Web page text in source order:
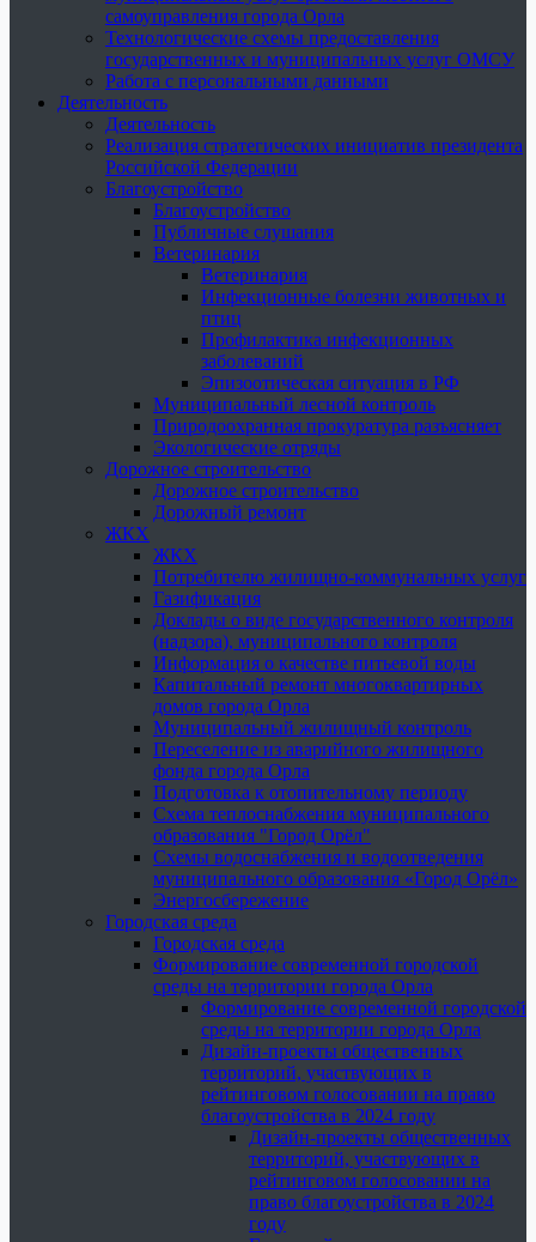
самоуправления города Орла
Технологические схемы предоставления
государственных и муниципальных услуг ОМСУ
Работа с персональными данными
Деятельность
Деятельность
Реализация стратегических инициатив президента
Российской Федерации
Благоустройство
Благоустройство
Публичные слушания
Ветеринария
Ветеринария
Инфекционные болезни животных и
птиц
Профилактика инфекционных
заболеваний
Эпизоотическая ситуация в РФ
Муниципальный лесной контроль
Природоохранная прокуратура разъясняет
Экологические отряды
Дорожное строительство
Дорожное строительство
Дорожный ремонт
ЖКХ
ЖКХ
Потребителю жилищно-коммунальных услуг
Газификация
Доклады о виде государственного контроля
(надзора), муниципального контроля
Информация о качестве питьевой воды
Капитальный ремонт многоквартирных
домов города Орла
Муниципальный жилищный контроль
Переселение из аварийного жилищного
фонда города Орла
Подготовка к отопительному периоду
Схема теплоснабжения муниципального
образования "Город Орёл"
Схемы водоснабжения и водоотведения
муниципального образования «Город Орёл»
Энергосбережение
Городская среда
Городская среда
Формирование современной городской
среды на территории города Орла
Формирование современной городской
среды на территории города Орла
Дизайн-проекты общественных
территорий, участвующих в
рейтинговом голосовании на право
благоустройства в 2024 году
Дизайн-проекты общественных
территорий, участвующих в
рейтинговом голосовании на
право благоустройства в 2024
году